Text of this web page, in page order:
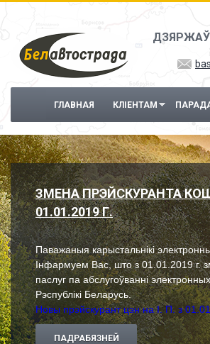
Перайсці да асноўнага змесціва
ГЛАВНАЯ КЛІЕНТАМ
ЗМЕНА ПРЭЙСКУРАНТА
01.01.2019 Г.
Паважаныя карыстальнікі
Інфармуем Вас, што з 01.01.2019 г.
паслуг па абслугоўванні
Рэспублікі Беларусь.
Новы прэйскурант цэн на І. П. з
ПАДРАБЯЗНЕЙ